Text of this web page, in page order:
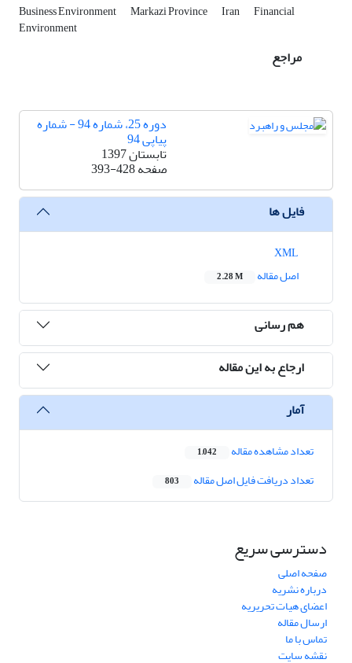
Business Environment Markazi Province Iran Financial
Environment
مراجع
دوره 25، شماره 94 - شماره
پیاپی 94
تابستان 1397
صفحه393-428
فایل ها
اصل مقاله
2.28 M
هم رسانی
ارجاع به این مقاله
آمار
تعداد مشاهده مقاله 1,042
تعداد دریافت فایل اصل مقاله 803
دسترسی سریع
صفحه اصلی
درباره نشریه
اعضای هیات تحریریه
ارسال مقاله
تماس با ما
نقشه سایت